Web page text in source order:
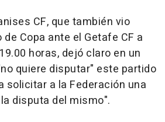
CF, que también vio
Copa ante el Getafe CF a
horas, dejó claro en un
quiere disputar" este partido
solicitar a la Federación una
disputa del mismo".